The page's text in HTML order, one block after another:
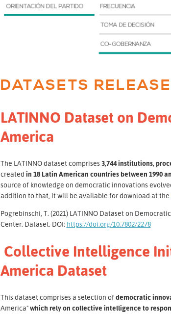
DATASETS
LATINNO Dataset on
America
The LATINNO dataset comprises3,744 institutions,
created in 18 Latin American countries between 1990
source of knowledge on democratic innovations
addition to that, it will be available for download at the
Pogrebinschi, T. (2021) LATINNO Dataset on
Center. Dataset. DOI: https://doi.org/10.7802/2278
Collective Intelligence
America Dataset
This dataset comprises a selection ofdemocratic
America"which rely on collective intelligence to